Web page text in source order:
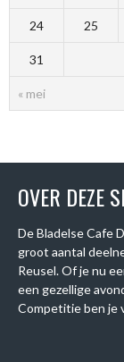
« mei
24 25
31
OVER DEZE
De Bladelse Cafe
groot aantal
Reusel. Of je nu
een gezellige
Competitie ben je